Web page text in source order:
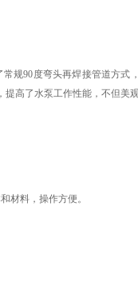
规90度弯头再焊接管道方式
高了水泵工作性能，不但美观
材料，操作方便。